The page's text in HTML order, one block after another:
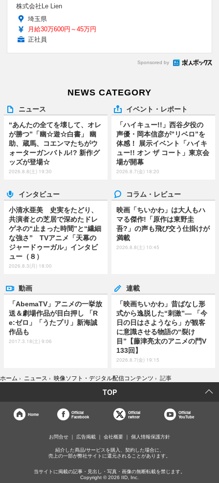
株式会社Le Lien
埼玉県
月給30万600円～45万円
正社員
Sponsored by
NEWS CATEGORY
ニュース
“あんたの全てを壊して、オレ
が勝つ”「幽☆遊☆白書」 幽
助、蔵馬、コエンマたちがウ
ォーターガンバトル!? 新作グ
ッズが登場☆
2026.8.8(土) 19:30
イベント・レポート
「ハイキュー!!」西谷夕役の
声優・岡本信彦が”リベロ”を
体感！ 展示イベント「ハイキ
ュー!! オン ザ コート」東京会
場が開幕
2026.8.7(金) 18:20
インタビュー
小清水亜美 史実をたどり、
共演者との芝居で深めたドレ
ゲネの“止まった時間”と“繊細
な強さ” TVアニメ「天幕の
ジャードゥーガル」インタビ
ュー（８）
2026.8.3(月) 18:00
コラム・レビュー
映画「ちいかわ」は大人もハ
マる傑作!「原作は東野圭
吾?」の声も飛び交う仕掛けが
満載
2026.8.8(土) 10:45
動画
「AbemaTV」アニメの一挙放
送＆劇場作品が目白押し 「R
e:ゼロ」「うたプリ」新海誠
作品も
2017.3.18(土) 9:06
連載
「映画ちいかわ」昔ばなし形
式から逸脱した“刺激”― 「今
日の日はさようなら」が観客
に意識させる物語の“裂け
目”【藤津亮太のアニメの門V
133回】
2026.8.7(金) 19:15
ホーム › ニュース › 映像ソフト・デジタル配信コンテンツ › 記事
TOP
Home
Official
Facebook
Official
twitter
Official
YouTube
お問合せ 広告掲載 会社概要 個人情報保護方針
紹介した商品/サービスを購入、契約した場合に、
売上の一部が弊社サイトに還元されることがあります。
当サイトに掲載の記事・見出し・写真・画像の無断転載を禁じます。
Copyright © 2026 IID, Inc.